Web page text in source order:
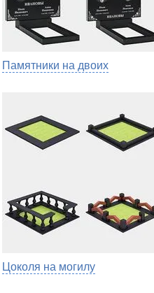
Памятники на двоих
Цоколя на могилу